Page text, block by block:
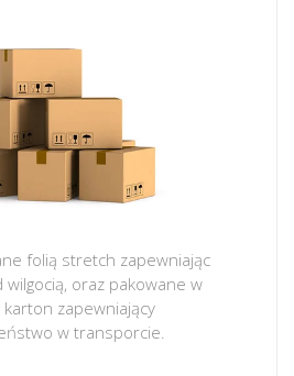
folią stretch zapewniając
oraz pakowane w
karton zapewniający
w transporcie.